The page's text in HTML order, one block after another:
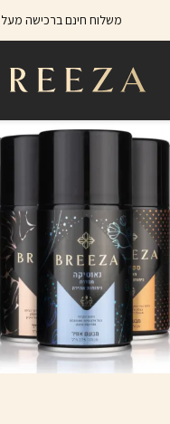
משלוח חינם ברכישה מעל 199 ש"ח